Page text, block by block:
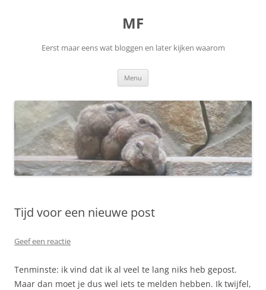
MF
Eerst maar eens wat bloggen en later kijken waarom
Menu
Tijd voor een nieuwe post
Geef een reactie
Tenminste: ik vind dat ik al veel te lang niks heb gepost.
Maar dan moet je dus wel iets te melden hebben. Ik twijfel,